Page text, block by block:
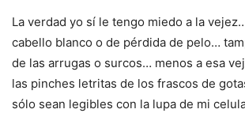
La verdad yo sí le tengo miedo a la
cabello blanco o de pérdida de pelo…
de las arrugas o surcos… menos a esa
las pinches letritas de los frascos de
sólo sean legibles con la lupa de mi